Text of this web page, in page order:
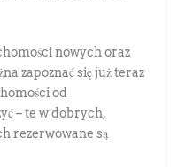
nowych oraz
zapoznać się już teraz
od
– te w dobrych,
rezerwowane są